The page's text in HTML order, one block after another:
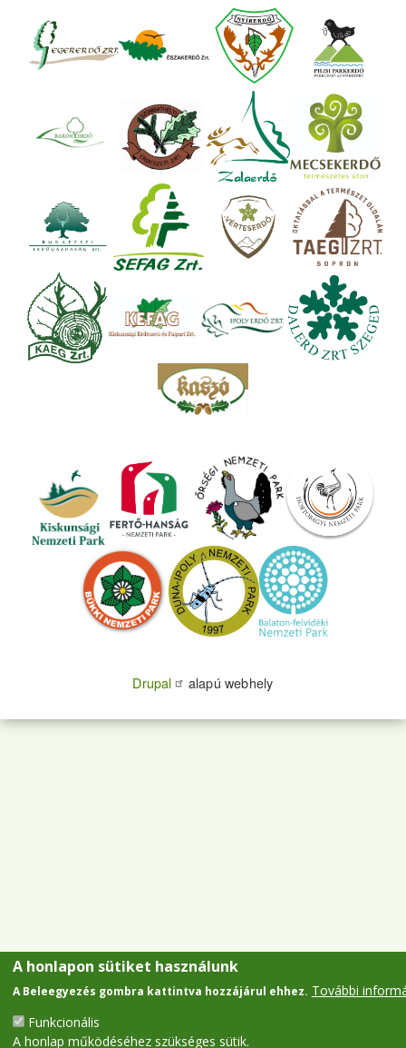
Drupal alapú webhely
A honlapon sütiket használunk
A Beleegyezés gombra kattintva hozzájárul ehhez. További
Funkcionális
A honlap működéséhez szükséges sütik.